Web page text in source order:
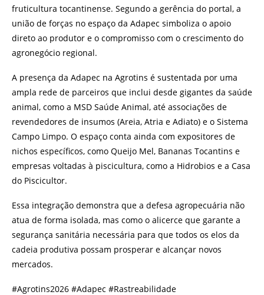
fruticultura tocantinense. Segundo a gerência do portal, a
união de forças no espaço da Adapec simboliza o apoio
direto ao produtor e o compromisso com o crescimento do
agronegócio regional.
A presença da Adapec na Agrotins é sustentada por uma
ampla rede de parceiros que inclui desde gigantes da saúde
animal, como a MSD Saúde Animal, até associações de
revendedores de insumos (Areia, Atria e Adiato) e o Sistema
Campo Limpo. O espaço conta ainda com expositores de
nichos específicos, como Queijo Mel, Bananas Tocantins e
empresas voltadas à piscicultura, como a Hidrobios e a Casa
do Piscicultor.
Essa integração demonstra que a defesa agropecuária não
atua de forma isolada, mas como o alicerce que garante a
segurança sanitária necessária para que todos os elos da
cadeia produtiva possam prosperar e alcançar novos
mercados.
#Agrotins2026 #Adapec #Rastreabilidade